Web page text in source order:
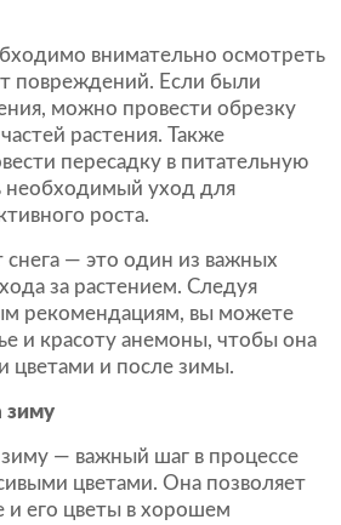
внимательно осмотреть
повреждений. Если были
можно провести обрезку
растения. Также
пересадку в питательную
необходимый уход для
роста.
— это один из важных
за растением. Следуя
рекомендациям, вы можете
и красоту анемоны, чтобы она
цветами и после зимы.
зиму
— важный шаг в процессе
цветами. Она позволяет
и его цветы в хорошем